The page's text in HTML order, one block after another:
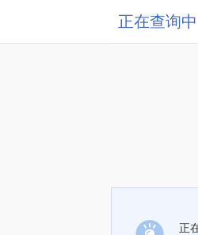
正在查询中
正